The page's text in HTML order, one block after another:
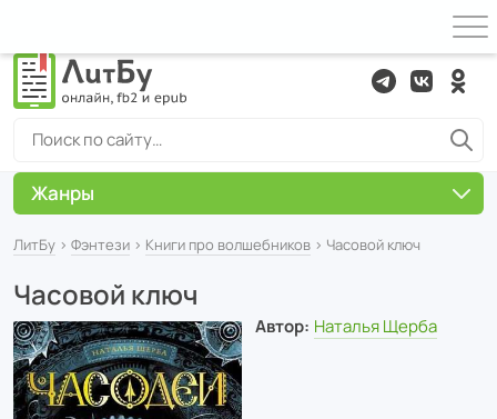
ЛитБу › Фэнтези › Книги про волшебников › Часовой ключ
Часовой ключ
Автор: Наталья Щерба
Жанры